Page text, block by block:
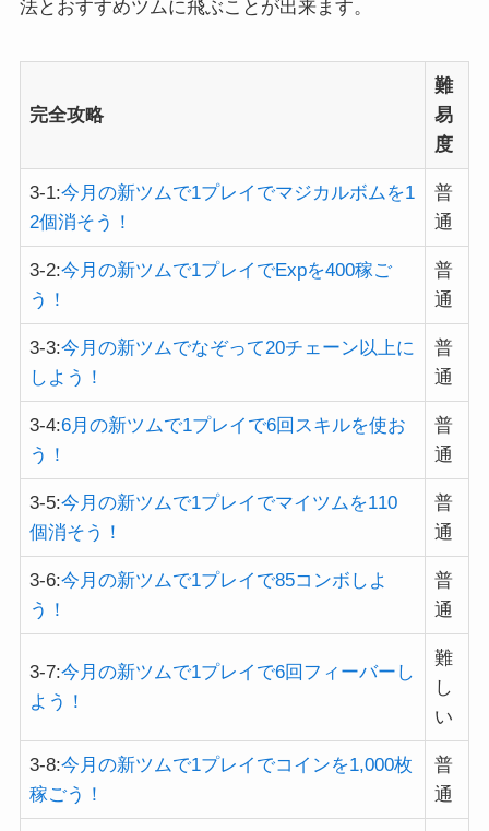
法とおすすめツムに飛ぶことが出来ます。
完全攻略
難
易
度
3-1:今月の新ツムで1プレイでマジカルボムを1
2個消そう！
普
通
3-2:今月の新ツムで1プレイでExpを400稼ご
う！
普
通
3-3:今月の新ツムでなぞって20チェーン以上に
しよう！
普
通
3-4:6月の新ツムで1プレイで6回スキルを使お
う！
普
通
3-5:今月の新ツムで1プレイでマイツムを110
個消そう！
普
通
3-6:今月の新ツムで1プレイで85コンボしよ
う！
普
通
3-7:今月の新ツムで1プレイで6回フィーバーし
よう！
難
し
い
3-8:今月の新ツムで1プレイでコインを1,000枚
稼ごう！
普
通